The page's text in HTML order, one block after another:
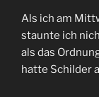
Als ich am
staunte ich
als das
hatte Schilder